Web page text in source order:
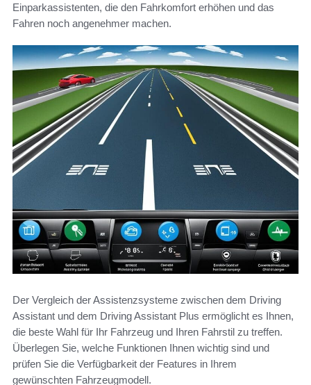
Einparkassistenten, die den Fahrkomfort erhöhen und das
Fahren noch angenehmer machen.
Der Vergleich der Assistenzsysteme zwischen dem Driving
Assistant und dem Driving Assistant Plus ermöglicht es Ihnen,
die beste Wahl für Ihr Fahrzeug und Ihren Fahrstil zu treffen.
Überlegen Sie, welche Funktionen Ihnen wichtig sind und
prüfen Sie die Verfügbarkeit der Features in Ihrem
gewünschten Fahrzeugmodell.